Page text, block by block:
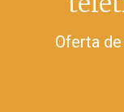
Oferta